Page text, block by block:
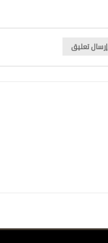
إرسال تعليق